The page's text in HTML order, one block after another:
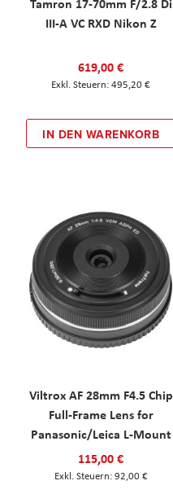
III-A VC RXD Nikon Z
619,00 €
495,20 €
IN DEN WARENKORB
Viltrox AF 28mm F4.5 Chip
Full-Frame Lens for
Panasonic/Leica L-Mount
115,00 €
92,00 €